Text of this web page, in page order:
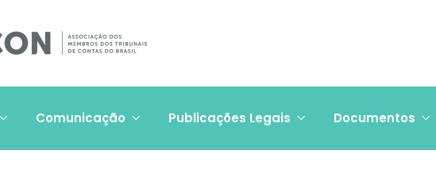
Comunicação Publicações Legais Documentos